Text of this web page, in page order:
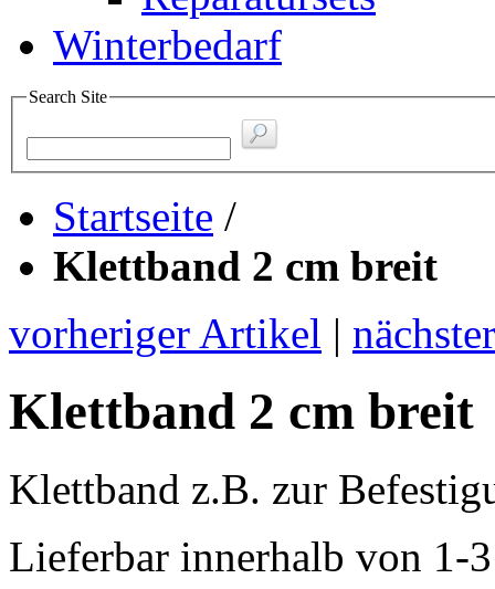
Winterbedarf
Search Site
Startseite /
Klettband 2 cm breit
vorheriger Artikel |
Klettband 2 cm breit
Klettband z.B. zur
Lieferbar innerhalb von 1-